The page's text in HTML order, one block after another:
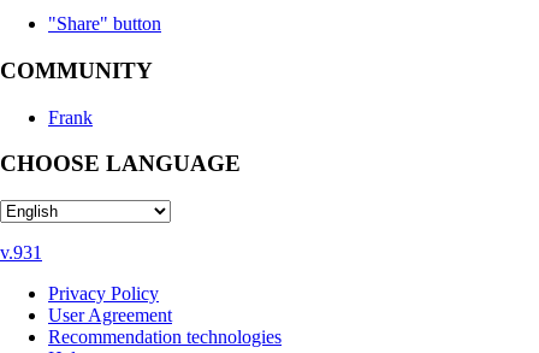
"Share" button
COMMUNITY
Frank
CHOOSE LANGUAGE
v.931
Privacy Policy
User Agreement
Recommendation technologies